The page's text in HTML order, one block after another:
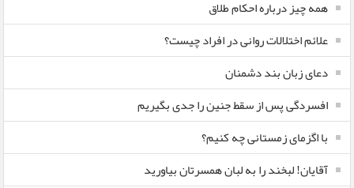
همه چیز درباره احکام طلاق
علائم اختلالات روانی در افراد چیست؟
دعای زبان بند دشمنان
افسردگی پس از سقط جنین را جدی بگیریم
با اگزمای زمستانی چه کنیم؟
آقایان! لبخند را به لبان همسرتان بیاورید